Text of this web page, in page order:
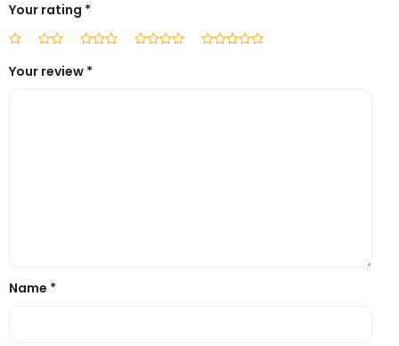
Your rating *
Your review *
Name *